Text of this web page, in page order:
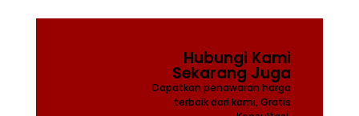
Hubungi Kami
Sekarang Juga
Dapatkan penawaran harga
terbaik dari kami, Gratis